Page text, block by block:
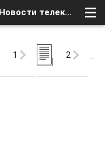
Анонсы телеканалов (180) - Новости телеканалов - Анонсы - Форум о Спутниковом Телевидении
1 2 …